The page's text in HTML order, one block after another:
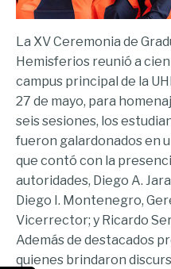
La XV Ceremonia de
Hemisferios reunió a
campus principal de la
27 de mayo, para
seis sesiones, los
fueron galardonados en
que contó con la
autoridades, Diego A.
Diego I. Montenegro,
Vicerrector; y Ricardo
Además de destacados
quienes brindaron